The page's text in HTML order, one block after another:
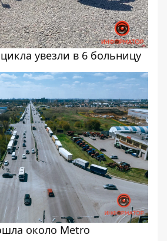
увезли в 6 больницу
около Metro